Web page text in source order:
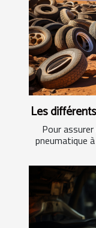
Les
Pour
pneumatique